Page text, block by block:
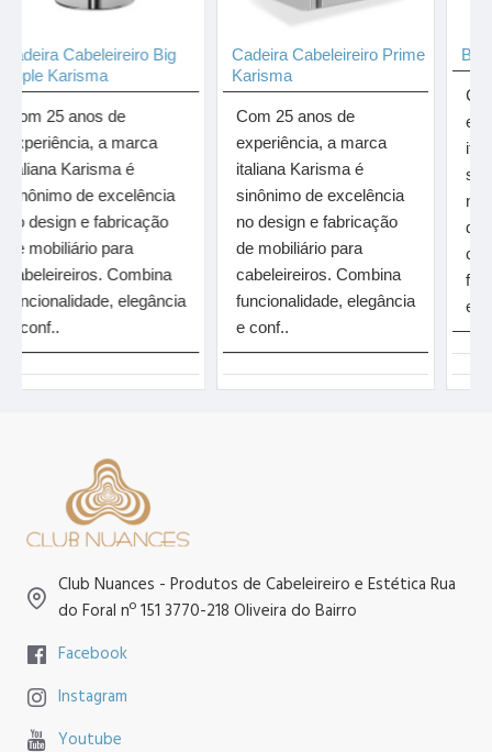
Cabeleireiro Big
anos de
a marca
Karisma é
de excelência
e fabricação
para
Combina
elegância
Cadeira Cabeleireiro Prime
Karisma
Com 25 anos de
experiência, a marca
italiana Karisma é
sinônimo de excelência
no design e fabricação
de mobiliário para
cabeleireiros. Combina
funcionalidade, elegância
e conf..
Bancada
Com 25
italiana
no
de
e conf..
Club Nuances - Produtos de Cabeleireiro e Estética Rua
do Foral nº 151 3770-218 Oliveira do Bairro
Facebook
Instagram
Youtube